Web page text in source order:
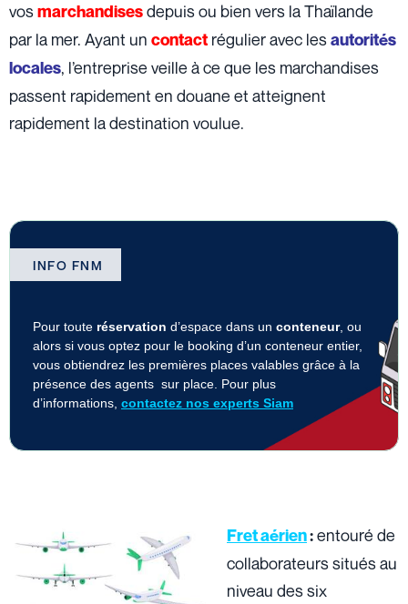
vosmarchandisesdepuis ou bien vers la Thaïlande
par la mer. Ayant un contact régulier avec lesautorités
locales, l’entreprise veille à ce que les marchandises
passent rapidement en douane et atteignent
rapidement la destination voulue.
INFO FNM
Pour toute réservation d’espace dans un conteneur, ou
alors si vous optez pour le booking d’un conteneur entier,
vous obtiendrez les premières places valables grâce à la
présence des agents sur place. Pour plus
d’informations, contactez nos experts Siam
Fret aérien:entouré de
collaborateurs situés au
niveau des six